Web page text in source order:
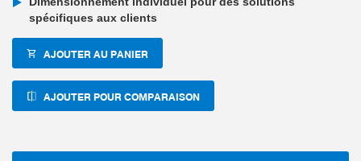
spécifiques aux clients
AJOUTER AU PANIER
AJOUTER POUR COMPARAISON